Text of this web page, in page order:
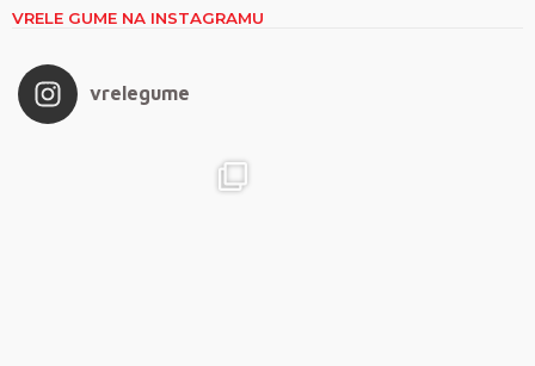
VRELE GUME NA INSTAGRAMU
vrelegume